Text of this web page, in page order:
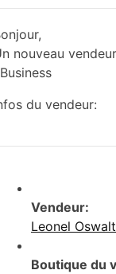
nouveau
du vendeur:
Vendeur:
Leonel Oswalt
Boutique du